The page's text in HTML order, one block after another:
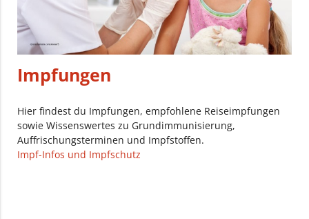
Impfungen
Hier findest du Impfungen, empfohlene Reiseimpfungen
sowie Wissenswertes zu Grundimmunisierung,
Auffrischungsterminen und Impfstoffen.
Impf-Infos und Impfschutz